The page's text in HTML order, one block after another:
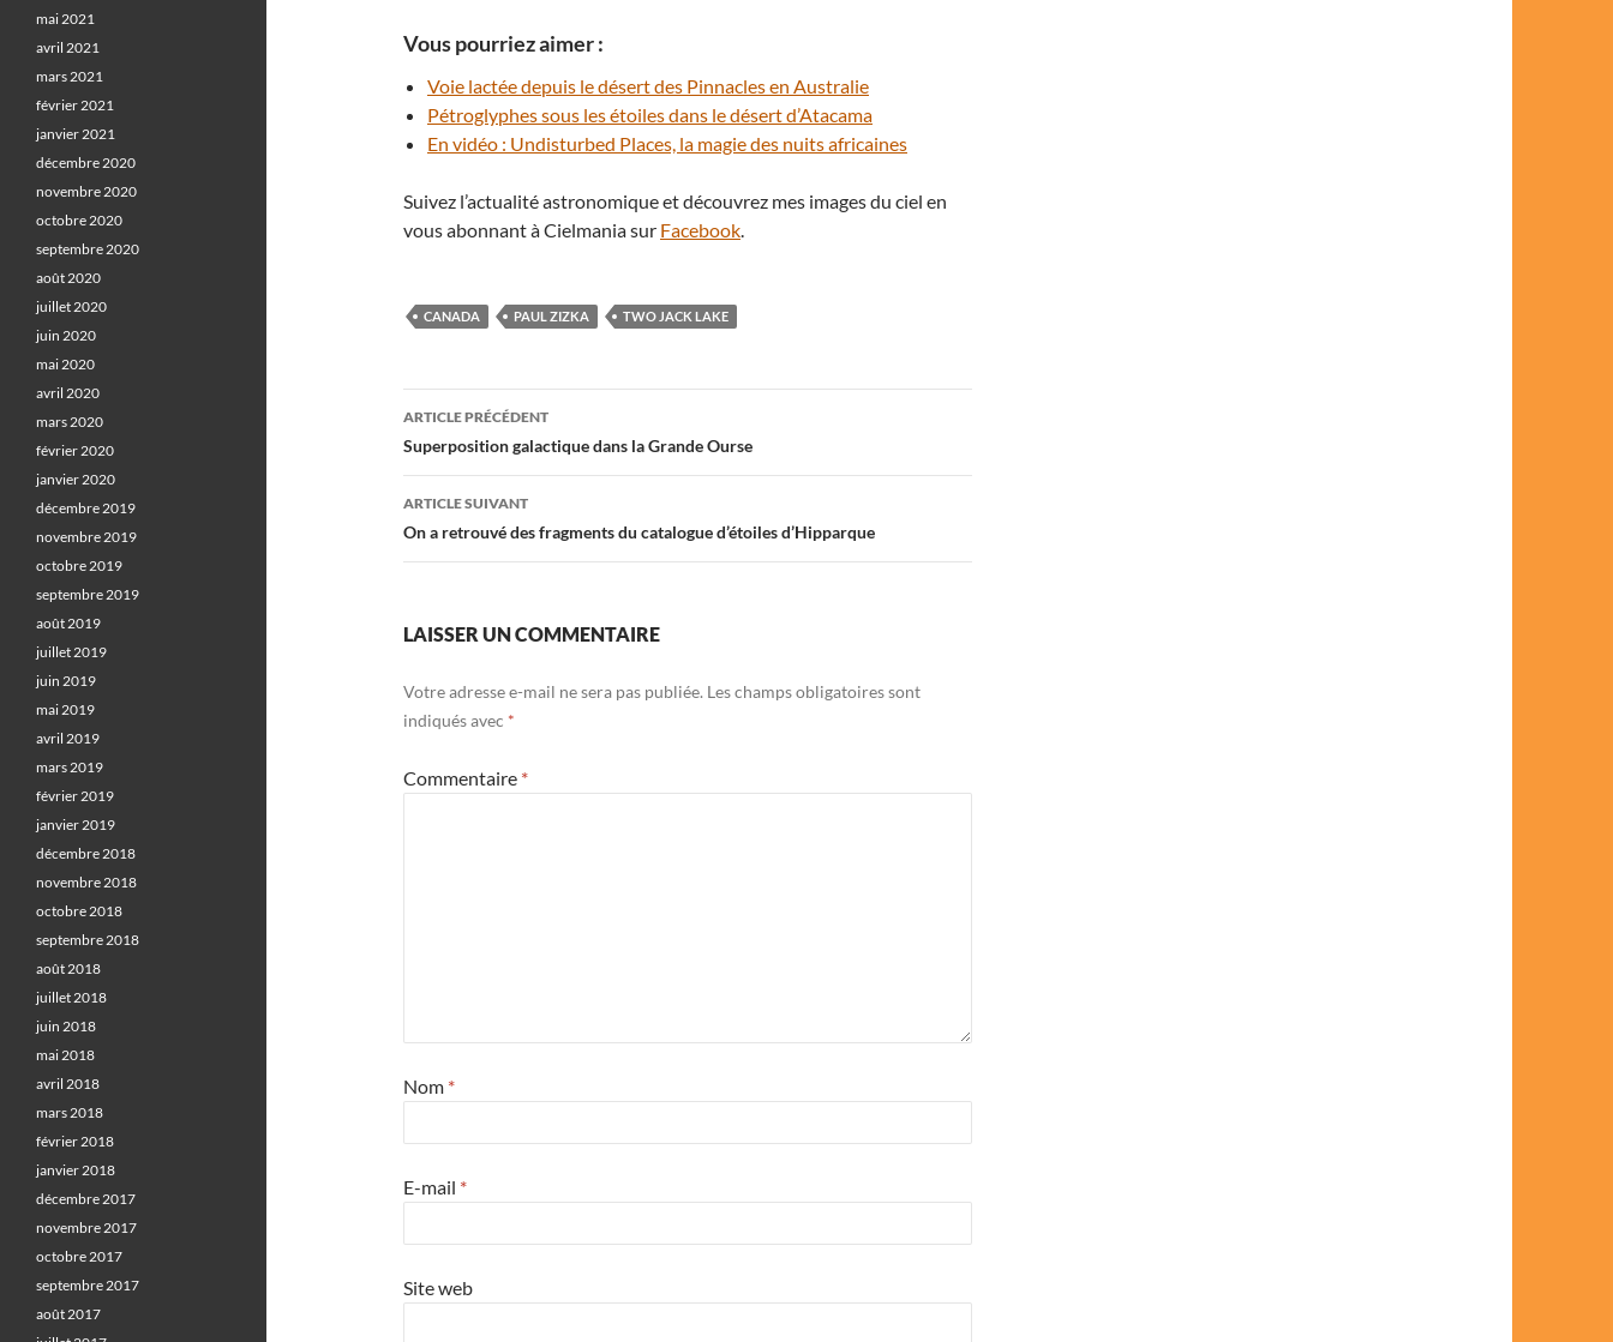
Vous pourriez aimer :
Voie lactée depuis le désert des Pinnacles en Australie
Pétroglyphes sous les étoiles dans le désert d’Atacama
En vidéo : Undisturbed Places, la magie des nuits africaines
Suivez l’actualité astronomique et découvrez mes images du ciel en
vous abonnant à Cielmania sur Facebook.
CANADA PAUL ZIZKA TWO JACK LAKE
Navigation
des
articles
ARTICLE PRÉCÉDENT
Superposition galactique dans la Grande Ourse
ARTICLE SUIVANT
On a retrouvé des fragments du catalogue d’étoiles d’Hipparque
LAISSER UN COMMENTAIRE
Votre adresse e-mail ne sera pas publiée. Les champs obligatoires sont
indiqués avec *
Commentaire *
Nom *
E-mail *
Site web
mai 2021
avril 2021
mars 2021
février 2021
janvier 2021
décembre 2020
novembre 2020
octobre 2020
septembre 2020
août 2020
juillet 2020
juin 2020
mai 2020
avril 2020
mars 2020
février 2020
janvier 2020
décembre 2019
novembre 2019
octobre 2019
septembre 2019
août 2019
juillet 2019
juin 2019
mai 2019
avril 2019
mars 2019
février 2019
janvier 2019
décembre 2018
novembre 2018
octobre 2018
septembre 2018
août 2018
juillet 2018
juin 2018
mai 2018
avril 2018
mars 2018
février 2018
janvier 2018
décembre 2017
novembre 2017
octobre 2017
septembre 2017
août 2017